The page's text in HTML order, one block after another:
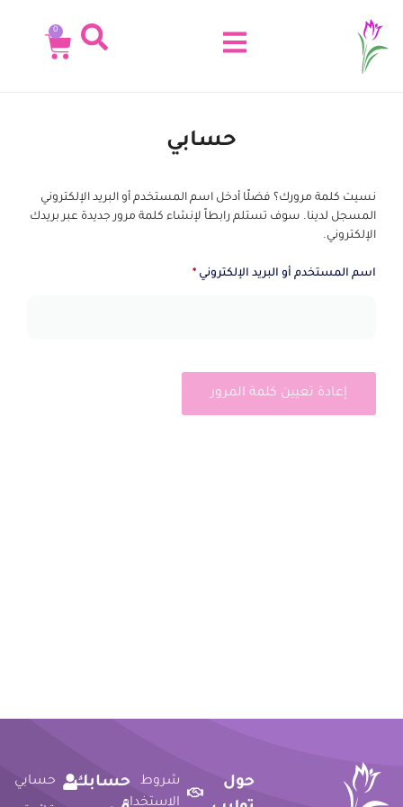
0
حسابي
نسيت كلمة مرورك؟ فضلًا أدخل اسم المستخدم أو البريد الإلكتروني
المسجل لدينا. سوف تستلم رابطاً لإنشاء كلمة مرور جديدة عبر بريدك
الإلكتروني.
اسم المستخدم أو البريد الإلكتروني*
إعادة تعيين كلمة المرور
حول
شروط
الاستخدام
حسابك
حسابي